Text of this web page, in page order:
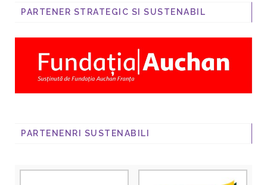
PARTENER STRATEGIC SI SUSTENABIL
PARTENENRI SUSTENABILI